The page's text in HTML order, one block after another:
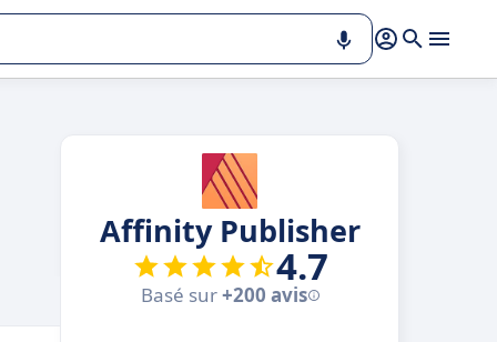
Affinity Publisher
4.7
Basé sur+200 avis